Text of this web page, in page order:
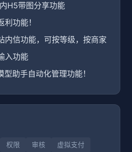
H5带图分享功能
功能！
内信功能，可按等级，按商家
入功能
型助手自动化管理功能！
权限 审核
虚拟支付